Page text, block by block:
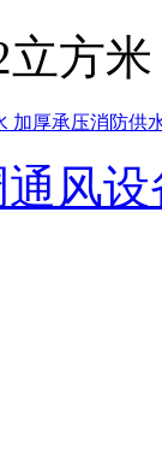
立方米
加厚承压消防供
风设